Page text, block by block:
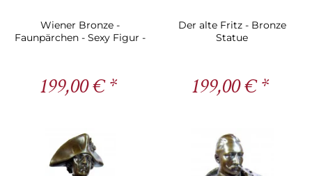
Wiener Bronze -
Faunpärchen - Sexy Figur -
199,00 € *
Der alte Fritz - Bronze
Statue
199,00 € *